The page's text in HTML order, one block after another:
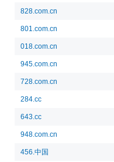
828.com.cn
801.com.cn
018.com.cn
945.com.cn
728.com.cn
284.cc
643.cc
948.com.cn
456.中国